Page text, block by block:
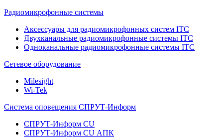
Радиомикрофонные системы
Аксессуары для радиомикрофонных систем ITC
Двухканальные радиомикрофонные системы ITC
Одноканальные радиомикрофонные системы ITC
Сетевое оборудование
Milesight
Wi-Tek
Система оповещения СПРУТ-Информ
СПРУТ-Информ CU
СПРУТ-Информ CU АПК